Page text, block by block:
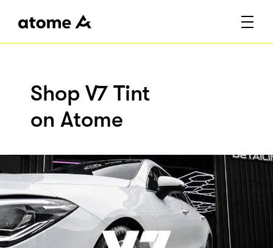
Shop V7 Tint
on Atome